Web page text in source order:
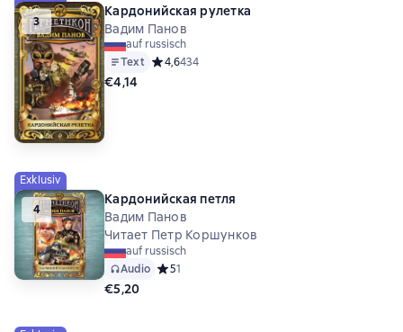
3
Кардонийская рулетка
Вадим Панов
auf russisch
Text Средний рейтинг 4,6 на основе 434 оценок
4,6434
€4,14
Exklusiv
4
Кардонийская петля
Вадим Панов
Читает Петр Коршунков
auf russisch
Audio Средний рейтинг 5 на основе 1 оценок
51
€5,20